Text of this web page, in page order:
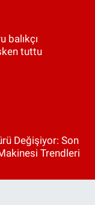
balıkçı
tuttu
Değişiyor: Son
Trendleri